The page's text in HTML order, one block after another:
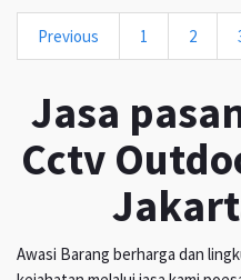
Previous 1 2
Jasa
Cctv
Awasi Barang berharga dan